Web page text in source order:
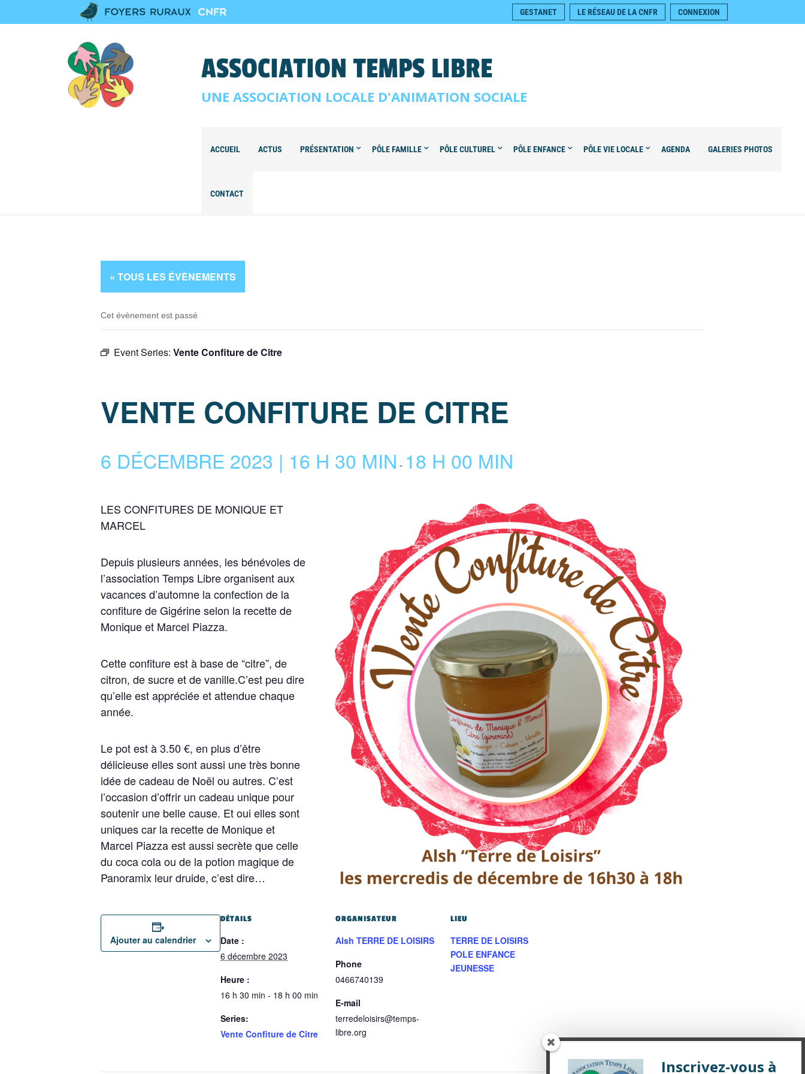
GESTANET LE RÉSEAU DE LA CNFR CONNEXION
ASSOCIATION TEMPS LIBRE
UNE ASSOCIATION LOCALE D'ANIMATION SOCIALE
ACCUEIL ACTUS PRÉSENTATION PÔLE FAMILLE PÔLE CULTUREL PÔLE ENFANCE PÔLE VIE LOCALE AGENDA GALERIES PHOTOS
CONTACT
« TOUS LES ÉVÈNEMENTS
Cet évènement est passé
Event Series: Vente Confiture de Citre
VENTE CONFITURE DE CITRE
6 DÉCEMBRE 2023 | 16 H 30 MIN - 18 H 00 MIN
LES CONFITURES DE MONIQUE ET
MARCEL
Depuis plusieurs années, les bénévoles de
l’association Temps Libre organisent aux
vacances d’automne la confection de la
confiture de Gigérine selon la recette de
Monique et Marcel Piazza.
Cette confiture est à base de “citre”, de
citron, de sucre et de vanille.C’est peu dire
qu’elle est appréciée et attendue chaque
année.
Le pot est à 3.50 €, en plus d’être
délicieuse elles sont aussi une très bonne
idée de cadeau de Noël ou autres. C’est
l’occasion d’offrir un cadeau unique pour
soutenir une belle cause. Et oui elles sont
uniques car la recette de Monique et
Marcel Piazza est aussi secrète que celle
du coca cola ou de la potion magique de
Panoramix leur druide, c’est dire…
Ajouter au calendrier
DÉTAILS
Date :
6 décembre 2023
Heure :
16 h 30 min - 18 h 00 min
Series:
Vente Confiture de Citre
ORGANISATEUR
Alsh TERRE DE LOISIRS
Phone
0466740139
E-mail
terredeloisirs@temps-
libre.org
LIEU
TERRE DE LOISIRS
POLE ENFANCE
JEUNESSE
Inscrivez-vous à